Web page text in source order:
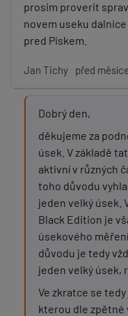
prosim proverit
novem useku dalnice
pred Piskem.
Jan Tichy před
Dobrý den,
děkujeme za
úsek. V základě
aktivní v různých
toho důvodu
jeden velký úsek.
Black Edition je
úsekového
důvodu je tedy
jeden velký úsek,
Ve zkratce se
kterou dle zpětné